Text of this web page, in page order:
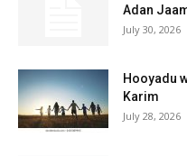
Adan
July 30, 2026
Hooyadu
Karim
July 28, 2026